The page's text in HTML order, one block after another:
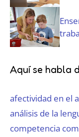
Aquí se habla
afectividad en el
análisis de la
competencia